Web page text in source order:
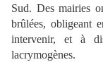
Sud. Des mairies
brûlées, obligeant
intervenir, et à
lacrymogènes.